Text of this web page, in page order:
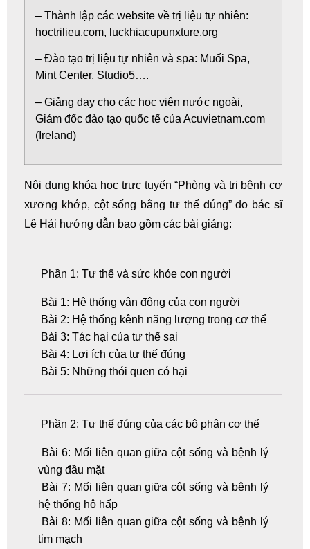
– Thành lập các website về trị liệu tự nhiên:
hoctrilieu.com, luckhiacupunxture.org
– Đào tạo trị liệu tự nhiên và spa: Muối Spa,
Mint Center, Studio5….
– Giảng dạy cho các học viên nước ngoài,
Giám đốc đào tạo quốc tế của Acuvietnam.com
(Ireland)
Nội dung khóa học trực tuyến “Phòng và trị bệnh cơ
xương khớp, cột sống bằng tư thế đúng” do bác sĩ
Lê Hải hướng dẫn bao gồm các bài giảng:
Phần 1: Tư thế và sức khỏe con người
Bài 1: Hệ thống vận động của con người
Bài 2: Hệ thống kênh năng lượng trong cơ thể
Bài 3: Tác hại của tư thế sai
Bài 4: Lợi ích của tư thế đúng
Bài 5: Những thói quen có hại
Phần 2: Tư thế đúng của các bộ phận cơ thể
Bài 6: Mối liên quan giữa cột sống và bệnh lý
vùng đầu mặt
Bài 7: Mối liên quan giữa cột sống và bệnh lý
hệ thống hô hấp
Bài 8: Mối liên quan giữa cột sống và bệnh lý
tim mạch